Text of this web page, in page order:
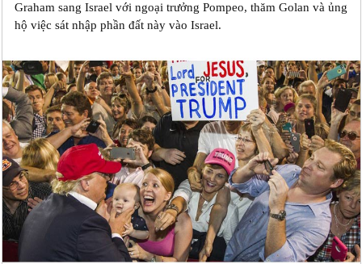
Graham sang Israel với ngoại trưởng Pompeo, thăm Golan và ủng
hộ việc sát nhập phần đất này vào Israel.